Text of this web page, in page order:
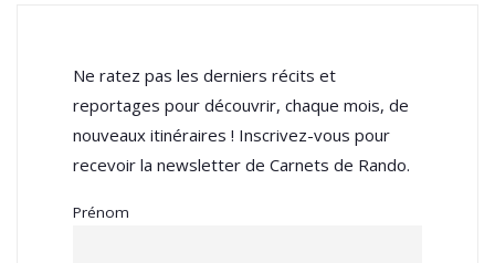
Ne ratez pas les derniers récits et
reportages pour découvrir, chaque mois, de
nouveaux itinéraires ! Inscrivez-vous pour
recevoir la newsletter de Carnets de Rando.
Prénom